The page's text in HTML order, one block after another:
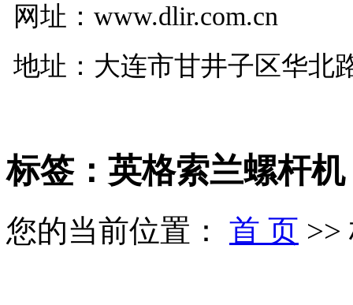
网址：www.dlir.com.cn
地址：大连市甘井子区华北
标签：英格索兰螺杆机
您的当前位置： 首 页 >>